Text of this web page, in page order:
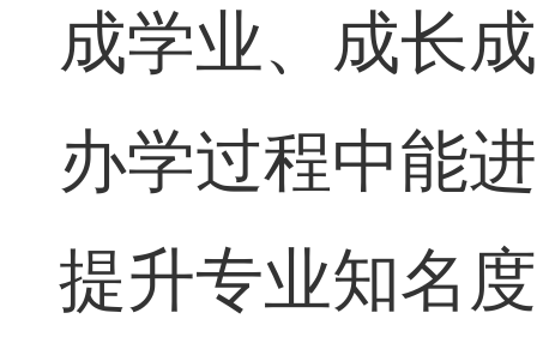
成学业、成长
办学过程中能
提升专业知名